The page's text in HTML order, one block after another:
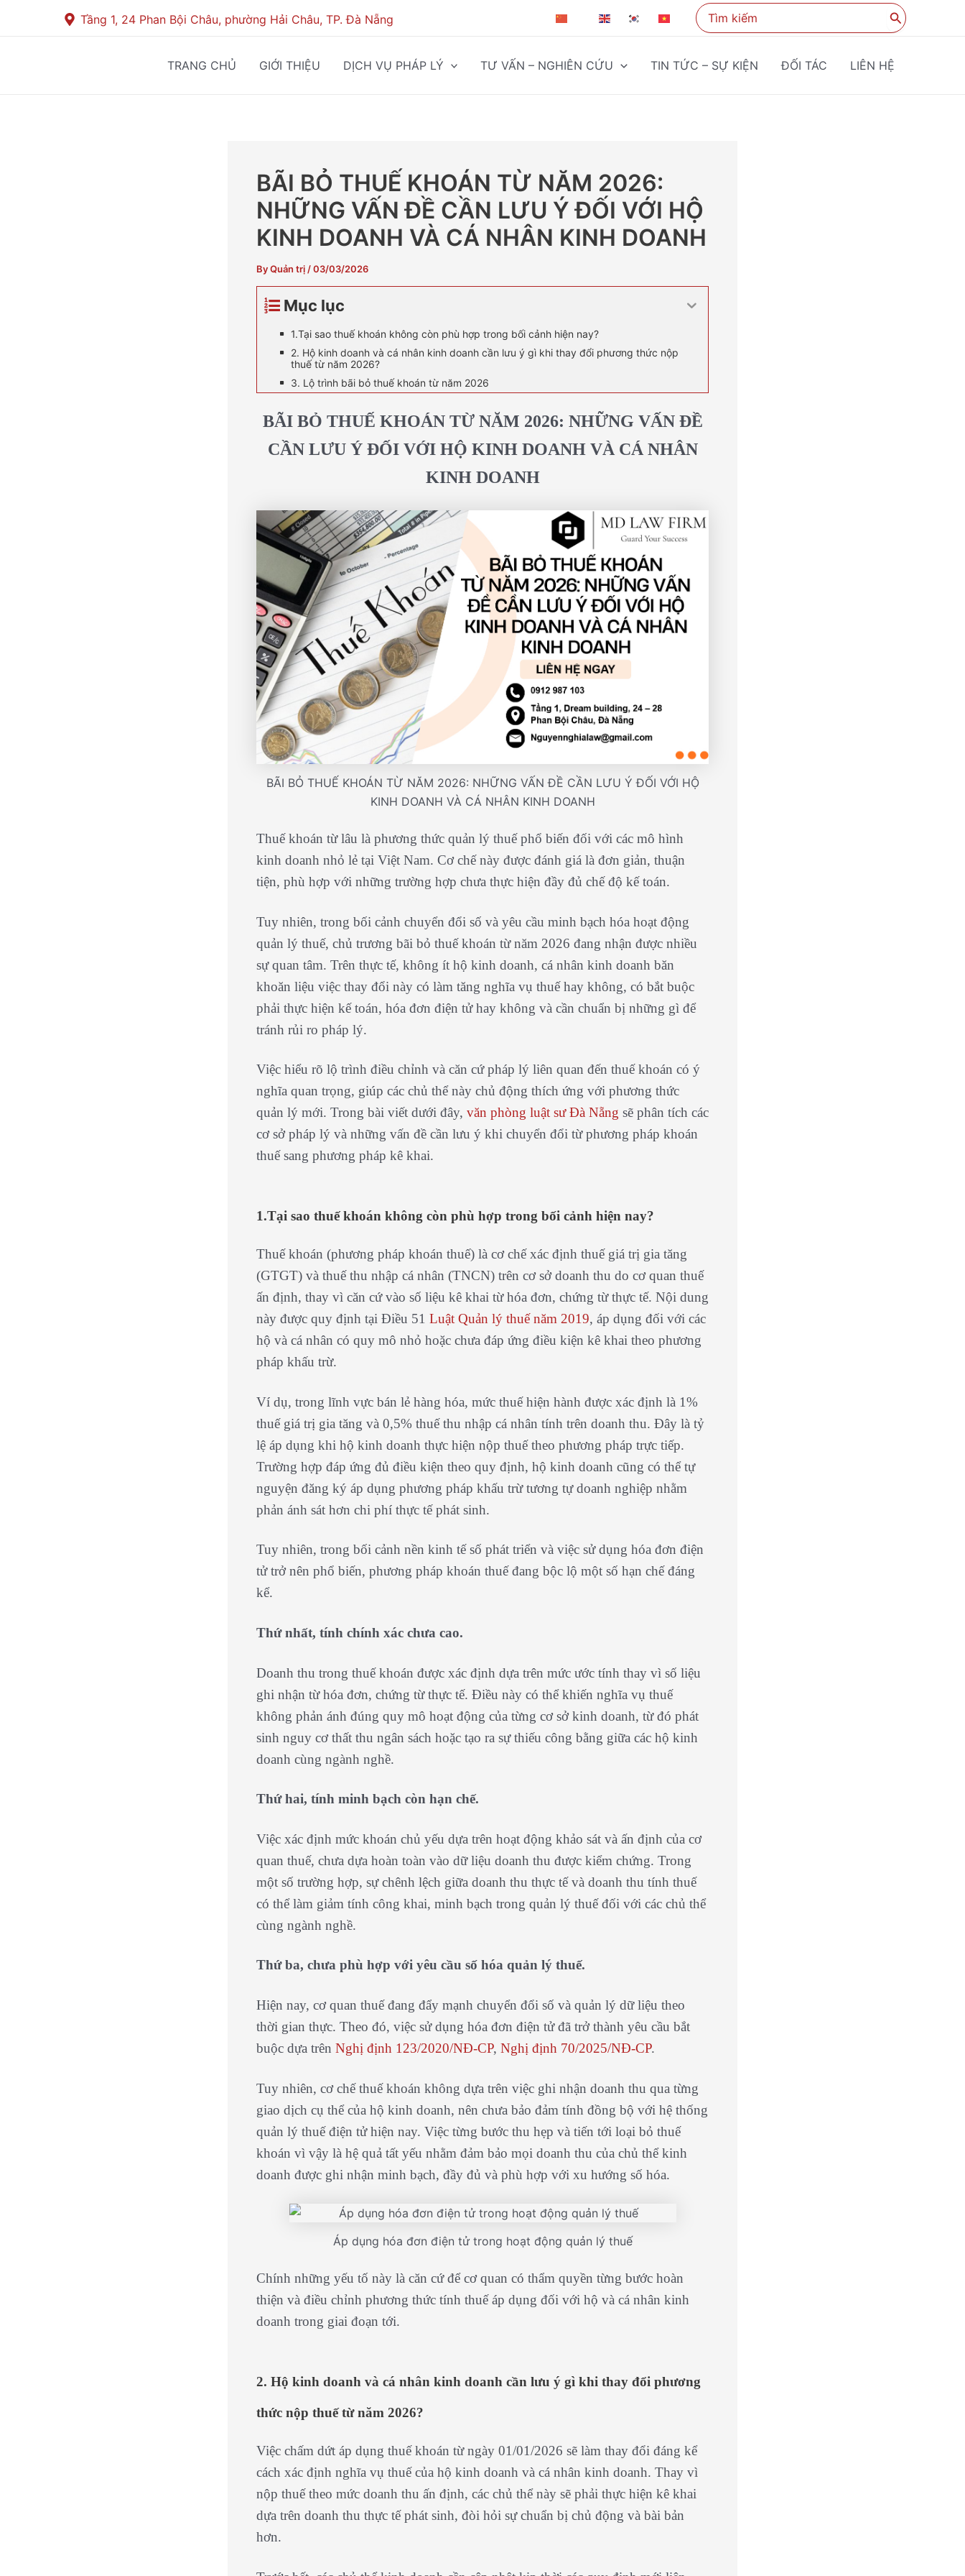
Tầng 1, 24 Phan Bội Châu, phường Hải Châu, TP. Đà Nẵng
Search
for:
TRANG CHỦ GIỚI THIỆU DỊCH VỤ PHÁP LÝ TƯ VẤN – NGHIÊN CỨU TIN TỨC – SỰ KIỆN ĐỐI TÁC LIÊN HỆ
BÃI BỎ THUẾ KHOÁN TỪ NĂM 2026:
NHỮNG VẤN ĐỀ CẦN LƯU Ý ĐỐI VỚI HỘ
KINH DOANH VÀ CÁ NHÂN KINH DOANH
ByQuản trị /03/03/2026
Mục lục
1.Tại sao thuế khoán không còn phù hợp trong bối cảnh hiện nay?
2. Hộ kinh doanh và cá nhân kinh doanh cần lưu ý gì khi thay đổi phương thức nộp
thuế từ năm 2026?
3. Lộ trình bãi bỏ thuế khoán từ năm 2026
BÃI BỎ THUẾ KHOÁN TỪ NĂM 2026: NHỮNG VẤN ĐỀ
CẦN LƯU Ý ĐỐI VỚI HỘ KINH DOANH VÀ CÁ NHÂN
KINH DOANH
BÃI BỎ THUẾ KHOÁN TỪ NĂM 2026: NHỮNG VẤN ĐỀ CẦN LƯU Ý ĐỐI VỚI HỘ
KINH DOANH VÀ CÁ NHÂN KINH DOANH
Thuế khoán từ lâu là phương thức quản lý thuế phổ biến đối với các mô hình
kinh doanh nhỏ lẻ tại Việt Nam. Cơ chế này được đánh giá là đơn giản, thuận
tiện, phù hợp với những trường hợp chưa thực hiện đầy đủ chế độ kế toán.
Tuy nhiên, trong bối cảnh chuyển đổi số và yêu cầu minh bạch hóa hoạt động
quản lý thuế, chủ trương bãi bỏ thuế khoán từ năm 2026 đang nhận được nhiều
sự quan tâm. Trên thực tế, không ít hộ kinh doanh, cá nhân kinh doanh băn
khoăn liệu việc thay đổi này có làm tăng nghĩa vụ thuế hay không, có bắt buộc
phải thực hiện kế toán, hóa đơn điện tử hay không và cần chuẩn bị những gì để
tránh rủi ro pháp lý.
Việc hiểu rõ lộ trình điều chỉnh và căn cứ pháp lý liên quan đến thuế khoán có ý
nghĩa quan trọng, giúp các chủ thể này chủ động thích ứng với phương thức
quản lý mới. Trong bài viết dưới đây, văn phòng luật sư Đà Nẵng sẽ phân tích các
cơ sở pháp lý và những vấn đề cần lưu ý khi chuyển đổi từ phương pháp khoán
thuế sang phương pháp kê khai.
1.Tại sao thuế khoán không còn phù hợp trong bối cảnh hiện nay?
Thuế khoán (phương pháp khoán thuế) là cơ chế xác định thuế giá trị gia tăng
(GTGT) và thuế thu nhập cá nhân (TNCN) trên cơ sở doanh thu do cơ quan thuế
ấn định, thay vì căn cứ vào số liệu kê khai từ hóa đơn, chứng từ thực tế. Nội dung
này được quy định tại Điều 51 Luật Quản lý thuế năm 2019, áp dụng đối với các
hộ và cá nhân có quy mô nhỏ hoặc chưa đáp ứng điều kiện kê khai theo phương
pháp khấu trừ.
Ví dụ, trong lĩnh vực bán lẻ hàng hóa, mức thuế hiện hành được xác định là 1%
thuế giá trị gia tăng và 0,5% thuế thu nhập cá nhân tính trên doanh thu. Đây là tỷ
lệ áp dụng khi hộ kinh doanh thực hiện nộp thuế theo phương pháp trực tiếp.
Trường hợp đáp ứng đủ điều kiện theo quy định, hộ kinh doanh cũng có thể tự
nguyện đăng ký áp dụng phương pháp khấu trừ tương tự doanh nghiệp nhằm
phản ánh sát hơn chi phí thực tế phát sinh.
Tuy nhiên, trong bối cảnh nền kinh tế số phát triển và việc sử dụng hóa đơn điện
tử trở nên phổ biến, phương pháp khoán thuế đang bộc lộ một số hạn chế đáng
kể.
Thứ nhất, tính chính xác chưa cao.
Doanh thu trong thuế khoán được xác định dựa trên mức ước tính thay vì số liệu
ghi nhận từ hóa đơn, chứng từ thực tế. Điều này có thể khiến nghĩa vụ thuế
không phản ánh đúng quy mô hoạt động của từng cơ sở kinh doanh, từ đó phát
sinh nguy cơ thất thu ngân sách hoặc tạo ra sự thiếu công bằng giữa các hộ kinh
doanh cùng ngành nghề.
Thứ hai, tính minh bạch còn hạn chế.
Việc xác định mức khoán chủ yếu dựa trên hoạt động khảo sát và ấn định của cơ
quan thuế, chưa dựa hoàn toàn vào dữ liệu doanh thu được kiểm chứng. Trong
một số trường hợp, sự chênh lệch giữa doanh thu thực tế và doanh thu tính thuế
có thể làm giảm tính công khai, minh bạch trong quản lý thuế đối với các chủ thể
cùng ngành nghề.
Thứ ba, chưa phù hợp với yêu cầu số hóa quản lý thuế.
Hiện nay, cơ quan thuế đang đẩy mạnh chuyển đổi số và quản lý dữ liệu theo
thời gian thực. Theo đó, việc sử dụng hóa đơn điện tử đã trở thành yêu cầu bắt
buộc dựa trên Nghị định 123/2020/NĐ-CP, Nghị định 70/2025/NĐ-CP.
Tuy nhiên, cơ chế thuế khoán không dựa trên việc ghi nhận doanh thu qua từng
giao dịch cụ thể của hộ kinh doanh, nên chưa bảo đảm tính đồng bộ với hệ thống
quản lý thuế điện tử hiện nay. Việc từng bước thu hẹp và tiến tới loại bỏ thuế
khoán vì vậy là hệ quả tất yếu nhằm đảm bảo mọi doanh thu của chủ thể kinh
doanh được ghi nhận minh bạch, đầy đủ và phù hợp với xu hướng số hóa.
Áp dụng hóa đơn điện tử trong hoạt động quản lý thuế
Chính những yếu tố này là căn cứ để cơ quan có thẩm quyền từng bước hoàn
thiện và điều chỉnh phương thức tính thuế áp dụng đối với hộ và cá nhân kinh
doanh trong giai đoạn tới.
2. Hộ kinh doanh và cá nhân kinh doanh cần lưu ý gì khi thay đổi phương
thức nộp thuế từ năm 2026?
Việc chấm dứt áp dụng thuế khoán từ ngày 01/01/2026 sẽ làm thay đổi đáng kể
cách xác định nghĩa vụ thuế của hộ kinh doanh và cá nhân kinh doanh. Thay vì
nộp thuế theo mức doanh thu ấn định, các chủ thể này sẽ phải thực hiện kê khai
dựa trên doanh thu thực tế phát sinh, đòi hỏi sự chuẩn bị chủ động và bài bản
hơn.
navigation